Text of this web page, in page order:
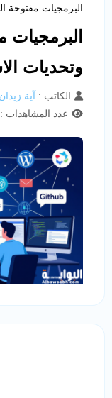
البرمجيات مفتوحة
البرمجيات
وتحديات
الكاتب : آية زيدان
عدد المشاهدات : 628